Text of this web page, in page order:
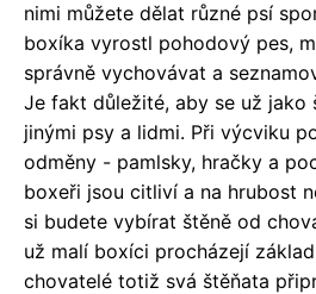
nimi můžete dělat různé psí
boxíka vyrostl pohodový pes,
správně vychovávat a
Je fakt důležité, aby se už jako
jinými psy a lidmi. Při výcviku
odměny - pamlsky, hračky a
boxeři jsou citliví a na hrubost
si budete vybírat štěně od
už malí boxíci procházejí
chovatelé totiž svá štěňata